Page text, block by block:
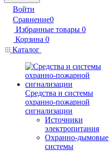
Войти
Сравнение0
Избранные товары 0
Корзина 0
Каталог
Средства и системы
охранно-пожарной
сигнализации
Источники
электропитания
Охранно-дымовые
системы